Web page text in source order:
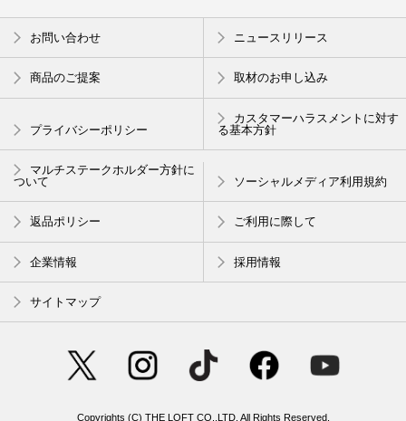
ずみずしい輝き
fwee ローズオブセッションス
テイフィットティント
う !
〜 紫外線対策グッズ 〜
暑い日のお出かけの必需品
お問い合わせ ニュースリリース
商品のご提案 取材のお申し込み
プライバシーポリシー
カスタマーハラスメントに対す
る基本方針
マルチステークホルダー方針に
ついて
ソーシャルメディア利用規約
返品ポリシー ご利用に際して
企業情報 採用情報
サイトマップ
Copyrights (C) THE LOFT CO.,LTD. All Rights Reserved.